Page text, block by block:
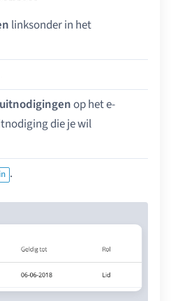
linksonder in het
op het e-
die je wil
.